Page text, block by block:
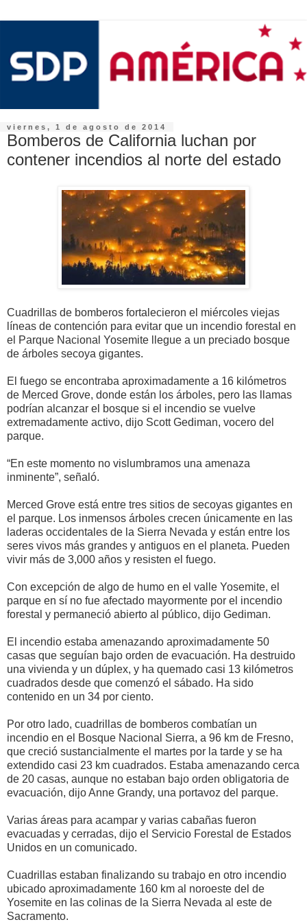
viernes, 1 de agosto de 2014
Bomberos de California luchan por
contener incendios al norte del estado
Cuadrillas de bomberos fortalecieron el miércoles viejas
líneas de contención para evitar que un incendio forestal en
el Parque Nacional Yosemite llegue a un preciado bosque
de árboles secoya gigantes.
El fuego se encontraba aproximadamente a 16 kilómetros
de Merced Grove, donde están los árboles, pero las llamas
podrían alcanzar el bosque si el incendio se vuelve
extremadamente activo, dijo Scott Gediman, vocero del
parque.
“En este momento no vislumbramos una amenaza
inminente”, señaló.
Merced Grove está entre tres sitios de secoyas gigantes en
el parque. Los inmensos árboles crecen únicamente en las
laderas occidentales de la Sierra Nevada y están entre los
seres vivos más grandes y antiguos en el planeta. Pueden
vivir más de 3,000 años y resisten el fuego.
Con excepción de algo de humo en el valle Yosemite, el
parque en sí no fue afectado mayormente por el incendio
forestal y permaneció abierto al público, dijo Gediman.
El incendio estaba amenazando aproximadamente 50
casas que seguían bajo orden de evacuación. Ha destruido
una vivienda y un dúplex, y ha quemado casi 13 kilómetros
cuadrados desde que comenzó el sábado. Ha sido
contenido en un 34 por ciento.
Por otro lado, cuadrillas de bomberos combatían un
incendio en el Bosque Nacional Sierra, a 96 km de Fresno,
que creció sustancialmente el martes por la tarde y se ha
extendido casi 23 km cuadrados. Estaba amenazando cerca
de 20 casas, aunque no estaban bajo orden obligatoria de
evacuación, dijo Anne Grandy, una portavoz del parque.
Varias áreas para acampar y varias cabañas fueron
evacuadas y cerradas, dijo el Servicio Forestal de Estados
Unidos en un comunicado.
Cuadrillas estaban finalizando su trabajo en otro incendio
ubicado aproximadamente 160 km al noroeste del de
Yosemite en las colinas de la Sierra Nevada al este de
Sacramento.